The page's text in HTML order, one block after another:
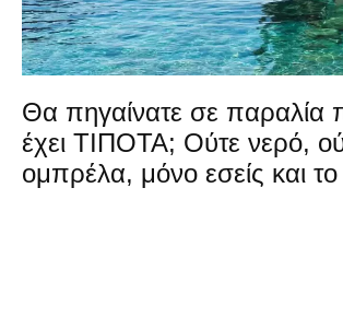
Θα πηγαίνατε σε παραλία
έχει ΤΙΠΟΤΑ; Ούτε νερό,
ομπρέλα, μόνο εσείς και το